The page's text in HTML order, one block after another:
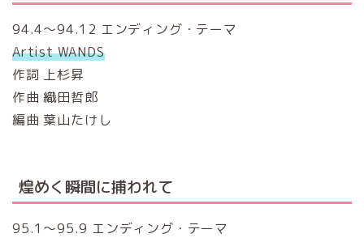
94.4～94.12 エンディング・テーマ
Artist WANDS
作詞 上杉昇
作曲 織田哲郎
編曲 葉山たけし
煌めく瞬間に捕われて
95.1～95.9 エンディング・テーマ